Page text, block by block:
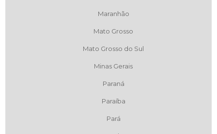
Maranhão
Mato Grosso
Mato Grosso do Sul
Minas Gerais
Paraná
Paraíba
Pará